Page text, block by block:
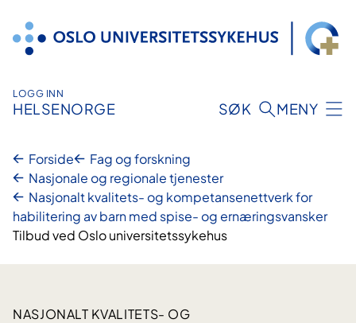
innhold
LOGG INN
HELSENORGE SØK MENY
Forside
Fag og forskning
Nasjonale og regionale tjenester
Nasjonalt kvalitets- og kompetansenettverk for
habilitering av barn med spise- og ernæringsvansker
Tilbud ved Oslo universitetssykehus
NASJONALT KVALITETS- OG